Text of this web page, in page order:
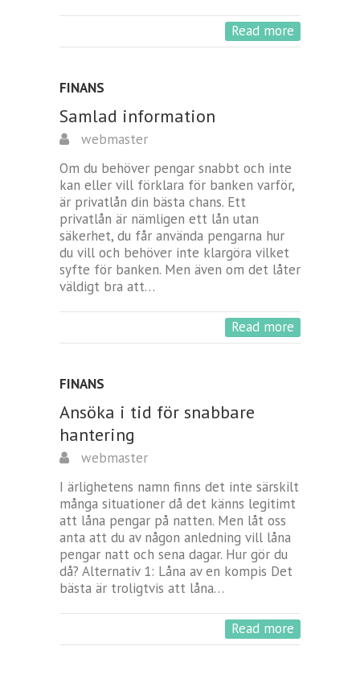
Read more
FINANS
Samlad information
webmaster
Om du behöver pengar snabbt och inte
kan eller vill förklara för banken varför,
är privatlån din bästa chans. Ett
privatlån är nämligen ett lån utan
säkerhet, du får använda pengarna hur
du vill och behöver inte klargöra vilket
syfte för banken. Men även om det låter
väldigt bra att…
Read more
FINANS
Ansöka i tid för snabbare
hantering
webmaster
I ärlighetens namn finns det inte särskilt
många situationer då det känns legitimt
att låna pengar på natten. Men låt oss
anta att du av någon anledning vill låna
pengar natt och sena dagar. Hur gör du
då? Alternativ 1: Låna av en kompis Det
bästa är troligtvis att låna…
Read more